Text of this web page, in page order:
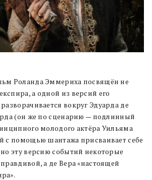
Роланда Эммериха посвящён не
а одной из версий его
вокруг Эдуарда де
(он же по сценарию — подлинный
молодого актёра Уильяма
с помощью шантажа присваивает себе
эту версию событий некоторые
а де Вера «настоящей